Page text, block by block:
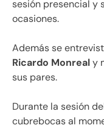
sesión presencial y
ocasiones.
Además se
Ricardo Monrealy
sus pares.
Durante la sesión
cubrebocas al